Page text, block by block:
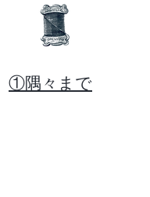
​①隅々まで